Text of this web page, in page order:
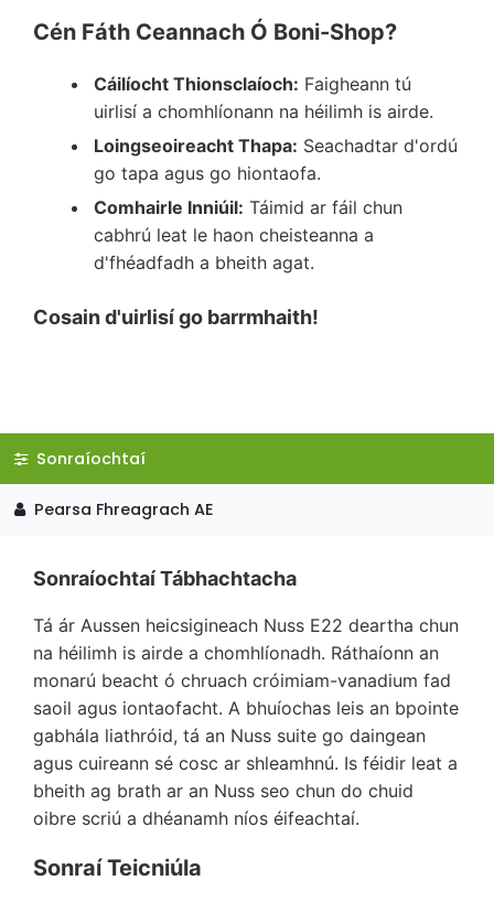
Cén Fáth Ceannach Ó Boni-Shop?
Cáilíocht Thionsclaíoch: Faigheann tú
uirlisí a chomhlíonann na héilimh is airde.
Loingseoireacht Thapa: Seachadtar d'ordú
go tapa agus go hiontaofa.
Comhairle Inniúil: Táimid ar fáil chun
cabhrú leat le haon cheisteanna a
d'fhéadfadh a bheith agat.
Cosain d'uirlisí go barrmhaith!
Sonraíochtaí
Pearsa Fhreagrach AE
Sonraíochtaí Tábhachtacha
Tá ár Aussen heicsigineach Nuss E22 deartha chun
na héilimh is airde a chomhlíonadh. Ráthaíonn an
monarú beacht ó chruach cróimiam-vanadium fad
saoil agus iontaofacht. A bhuíochas leis an bpointe
gabhála liathróid, tá an Nuss suite go daingean
agus cuireann sé cosc ar shleamhnú. Is féidir leat a
bheith ag brath ar an Nuss seo chun do chuid
oibre scriú a dhéanamh níos éifeachtaí.
Sonraí Teicniúla